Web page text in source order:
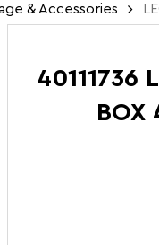
& Accessories
40111736
BOX